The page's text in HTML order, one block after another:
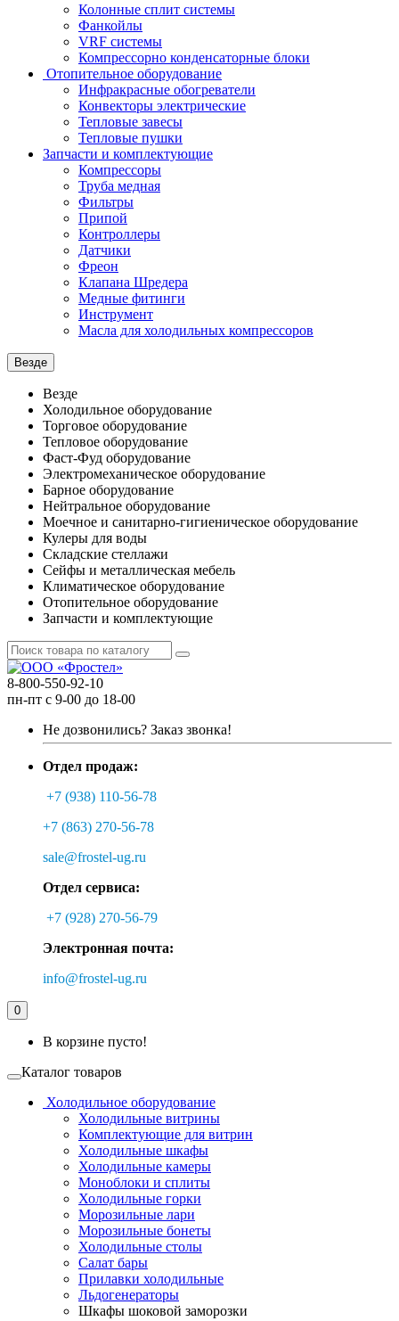
Колонные сплит системы
Фанкойлы
VRF системы
Компрессорно конденсаторные блоки
Отопительное оборудование
Инфракрасные обогреватели
Конвекторы электрические
Тепловые завесы
Тепловые пушки
Запчасти и комплектующие
Компрессоры
Труба медная
Фильтры
Припой
Контроллеры
Датчики
Фреон
Клапана Шредера
Медные фитинги
Инструмент
Масла для холодильных компрессоров
Везде
Везде
Холодильное оборудование
Торговое оборудование
Тепловое оборудование
Фаст-Фуд оборудование
Электромеханическое оборудование
Барное оборудование
Нейтральное оборудование
Моечное и санитарно-гигиеническое оборудование
Кулеры для воды
Складские стеллажи
Сейфы и металлическая мебель
Климатическое оборудование
Отопительное оборудование
Запчасти и комплектующие
8-800-550-92-10
пн-пт с 9-00 до 18-00
Не дозвонились? Заказ звонка!
Отдел продаж:
+7 (938) 110-56-78
+7 (863) 270-56-78
sale@frostel-ug.ru
Отдел сервиса:
+7 (928) 270-56-79
Электронная почта:
info@frostel-ug.ru
0
В корзине пусто!
Каталог товаров
Холодильное оборудование
Холодильные витрины
Комплектующие для витрин
Холодильные шкафы
Холодильные камеры
Моноблоки и сплиты
Холодильные горки
Морозильные лари
Морозильные бонеты
Холодильные столы
Салат бары
Прилавки холодильные
Льдогенераторы
Шкафы шоковой заморозки